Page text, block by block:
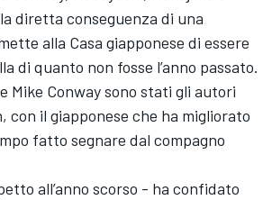
diretta conseguenza di una
alla Casa giapponese di essere
di quanto non fosse l’anno passato.
Mike Conway sono stati gli autori
con il giapponese che ha migliorato
fatto segnare dal compagno
all’anno scorso - ha confidato